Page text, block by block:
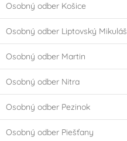
Osobný odber Košice
Osobný odber Liptovský Mikuláš
Osobný odber Martin
Osobný odber Nitra
Osobný odber Pezinok
Osobný odber Piešťany